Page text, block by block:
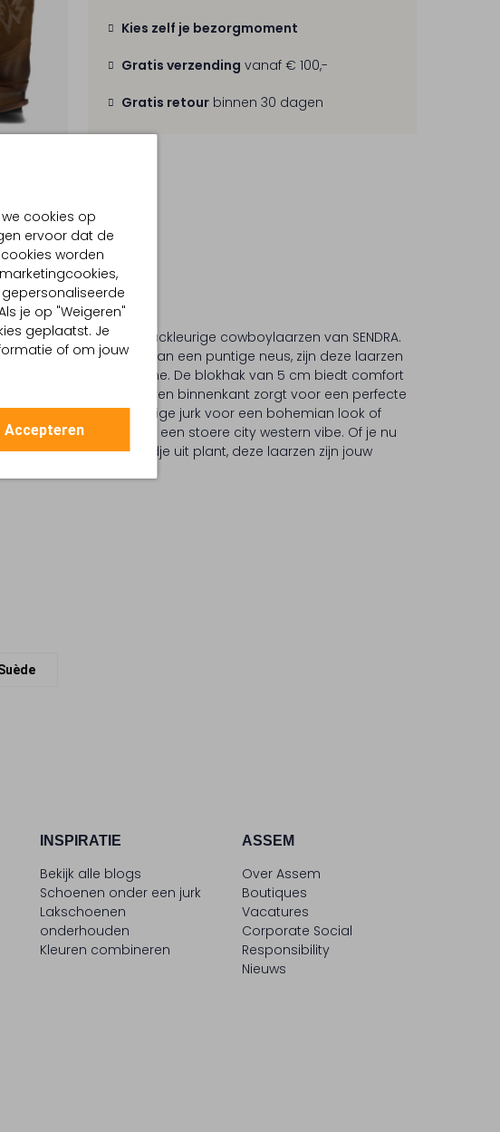
cookies op
ervoor dat de
worden
je op "Weigeren"
geplaatst. Je
of om jouw
Accepteren
Kies zelf je bezorgmoment
Gratis verzending vanaf € 100,-
Gratis retour binnen 30 dagen
in met deze cognackleurige cowboylaarzen van SENDRA.
suède en voorzien van een puntige neus, zijn deze laarzen
voor de moderne dame. De blokhak van 5 cm biedt comfort
op stijl, terwijl de leren binnenkant zorgt voor een perfecte
ze met een zwierige jurk voor een bohemian look of
een strakke jeans voor een stoere city western vibe. Of je nu
shoppen of een avondje uit plant, deze laarzen zijn jouw
INSPIRATIE
Bekijk alle blogs
Schoenen onder een jurk
Lakschoenen
onderhouden
Kleuren combineren
ASSEM
Over Assem
Boutiques
Vacatures
Corporate Social
Responsibility
Nieuws